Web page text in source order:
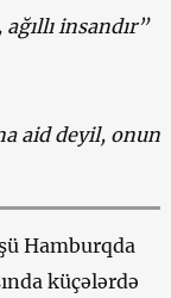
insandır”
aid deyil, onun
Hamburqda
küçələrdə